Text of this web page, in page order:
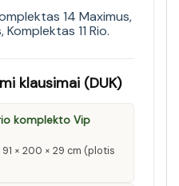
14 Maximus,
,Komplektas 11 Rio.
klausimai (DUK)
komplekto Vip
× 200 × 29 cm (plotis